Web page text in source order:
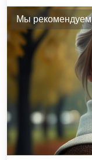
Мы рекомендуем